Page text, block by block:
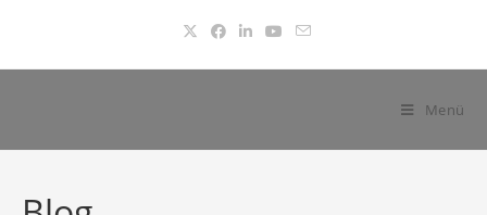
springen
Menü